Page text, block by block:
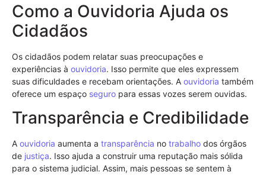
Como a Ouvidoria Ajuda os
Cidadãos
Os cidadãos podem relatar suas preocupações e
experiências à ouvidoria. Isso permite que eles expressem
suas dificuldades e recebam orientações. A ouvidoria também
oferece um espaço seguro para essas vozes serem ouvidas.
Transparência e Credibilidade
A ouvidoria aumenta a transparência no trabalho dos órgãos
de justiça. Isso ajuda a construir uma reputação mais sólida
para o sistema judicial. Assim, mais pessoas se sentem à